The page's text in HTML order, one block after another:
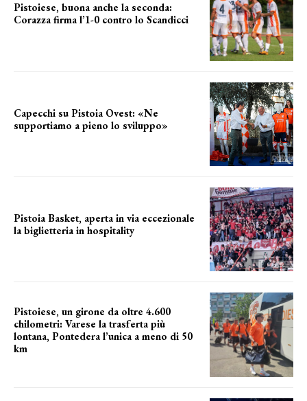
Pistoiese, buona anche la seconda:
Corazza firma l’1-0 contro lo Scandicci
Capecchi su Pistoia Ovest: «Ne
supportiamo a pieno lo sviluppo»
Pistoia Basket, aperta in via eccezionale
la biglietteria in hospitality
Pistoiese, un girone da oltre 4.600
chilometri: Varese la trasferta più
lontana, Pontedera l’unica a meno di 50
km